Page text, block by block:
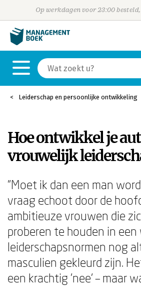
Op werkdagen voor 23:00
Leiderschap en persoonlijke ontwikkeling
Hoe ontwikkel je
vrouwelijk
"Moet ik dan een man
vraag echoot door de
ambitieuze vrouwen die
proberen te houden in een
leiderschapsnormen nog
masculien gekleurd zijn.
een krachtig 'nee' – maar